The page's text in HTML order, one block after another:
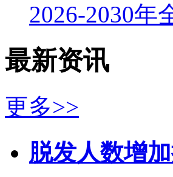
2026-2030年
最新资讯
更多>>
脱发人数增